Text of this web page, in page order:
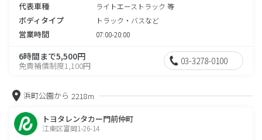
代表車種 ライトエーストラック 等
ボディタイプ トラック・バスなど
営業時間 07:00-20:00
6時間まで5,500円
免責補償制度1,100円 03-3278-0100
浜町公園から 2218m
トヨタレンタカー門前仲町
江東区富岡1-26-14